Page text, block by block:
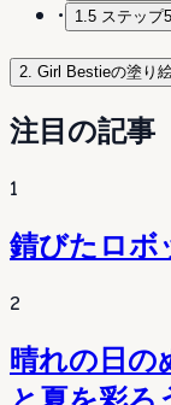
• 1.5 ステップ
2. Girl Bestieの塗り
注目の記事
1
錆びたロボ
2
晴れの日の